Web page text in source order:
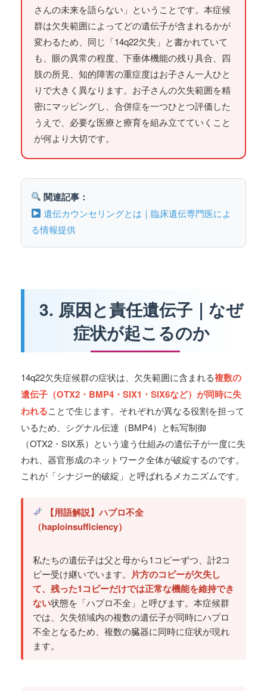
さんの未来を語らない」ということです。本症候
群は欠失範囲によってどの遺伝子が含まれるかが
変わるため、同じ「14q22欠失」と書かれていて
も、眼の異常の程度、下垂体機能の残り具合、四
肢の所見、知的障害の重症度はお子さん一人ひと
りで大きく異なります。お子さんの欠失範囲を精
密にマッピングし、合併症を一つひとつ評価した
うえで、必要な医療と療育を組み立てていくこと
が何より大切です。
関連記事：
遺伝カウンセリングとは｜臨床遺伝専門医によ
る情報提供
3. 原因と責任遺伝子｜なぜ
症状が起こるのか
14q22欠失症候群の症状は、欠失範囲に含まれる複数の
遺伝子（OTX2・BMP4・SIX1・SIX6など）が同時に失
われることで生じます。それぞれが異なる役割を担って
いるため、シグナル伝達（BMP4）と転写制御
（OTX2・SIX系）という違う仕組みの遺伝子が一度に失
われ、器官形成のネットワーク全体が破綻するのです。
これが「シナジー的破綻」と呼ばれるメカニズムです。
【用語解説】ハプロ不全
（haploinsufficiency）
私たちの遺伝子は父と母から1コピーずつ、計2コ
ピー受け継いでいます。 片方のコピーが欠失し
て、残った1コピーだけでは正常な機能を維持でき
ない状態を「ハプロ不全」と呼びます。本症候群
では、欠失領域内の複数の遺伝子が同時にハプロ
不全となるため、複数の臓器に同時に症状が現れ
ます。